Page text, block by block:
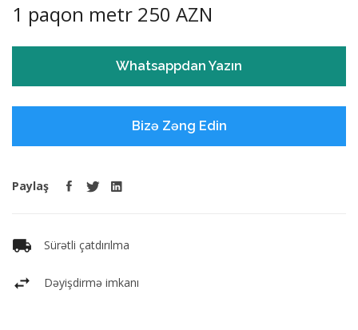
1 paqon metr 250 AZN
Whatsappdan Yazın
Bizə Zəng Edin
Paylaş
Sürətli çatdırılma
Dəyişdirmə imkanı